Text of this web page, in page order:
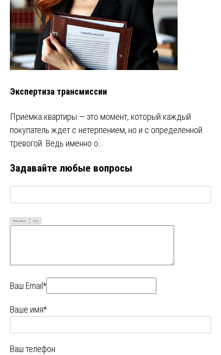
Экспертиза трансмиссии
Приемка квартиры — это момент, который каждый
покупатель ждет с нетерпением, но и с определенной
тревогой. Ведь именно о…
Задавайте любые вопросы
Визуально Код
Ваш Email*
Ваше имя*
Ваш телефон